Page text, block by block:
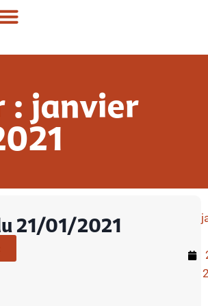
: janvier
21/01/2021